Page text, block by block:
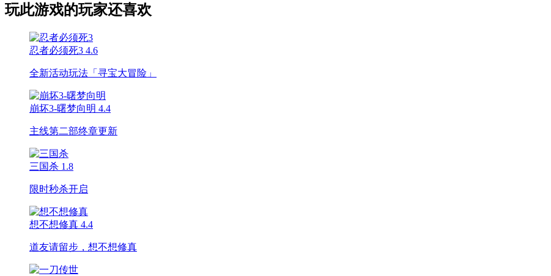
玩此游戏的玩家还喜欢
忍者必须死3 4.6
全新活动玩法「寻宝大冒险」
崩坏3-曙梦向明 4.4
主线第二部终章更新
三国杀 1.8
限时秒杀开启
想不想修真 4.4
道友请留步，想不想修真